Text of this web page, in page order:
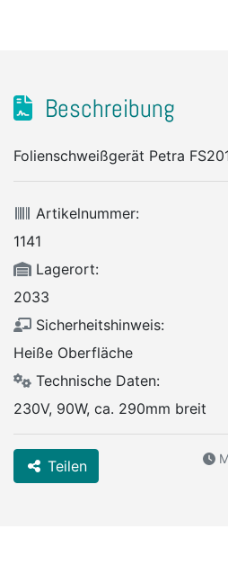
Beschreibung
Folienschweißgerät Petra
Artikelnummer:
1141
Lagerort:
2033
Sicherheitshinweis:
Heiße Oberfläche
Technische Daten:
230V, 90W, ca. 290mm breit
Teilen